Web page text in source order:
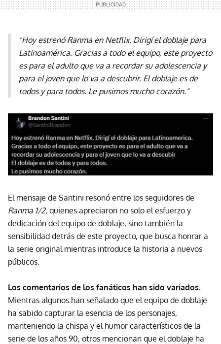
"Hoy estrenó Ranma en Netflix. Dirigí el doblaje para
Latinoamérica. Gracias a todo el equipo, este proyecto
es para el adulto que va a recordar su adolescencia y
para el joven que lo va a descubrir. El doblaje es de
todos y para todos. Le pusimos mucho corazón."
El mensaje de Santini resonó entre los seguidores de
Ranma 1/2, quienes apreciaron no solo el esfuerzo y
dedicación del equipo de doblaje, sino también la
sensibilidad detrás de este proyecto, que busca honrar a
la serie original mientras introduce la historia a nuevos
públicos.
Los comentarios de los fanáticos han sido variados.
Mientras algunos han señalado que el equipo de doblaje
ha sabido capturar la esencia de los personajes,
manteniendo la chispa y el humor característicos de la
serie de los años 90, otros mencionan que el doblaje ha